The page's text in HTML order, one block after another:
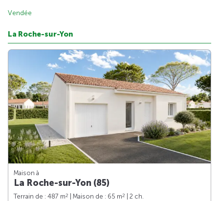
Vendée
La Roche-sur-Yon
Maison à
La Roche-sur-Yon (85)
Terrain de : 487 m2 | Maison de : 65 m2
| 2 ch.